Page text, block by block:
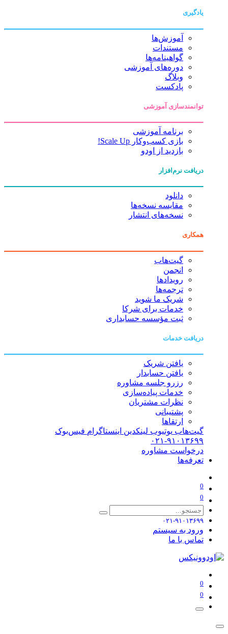
یادگیری
آموزش‌ها
مستندات
گواهینامه‌ها
دوره‌های آموزشی
وبلاگ
پادکست
توانمندسازی آموزشی
برنامه آموزشی
بازی کسب‌وکار Scale Up!
بازدید از اودو
دریافت نرم‌افزار
دانلود
مقایسه نسخه‌ها
نسخه‌های انتشار
همکاری
گیت‌هاب
انجمن
رویدادها
ترجمه‌ها
شریک ما شوید
خدمات برای شرکا
ثبت مؤسسه حسابداری
دریافت خدمات
یافتن شریک
یافتن حسابدار
رزرو جلسه مشاوره
خدمات پیاده‌سازی
نظرات مشتریان
پشتیبانی
ارتقاها
گیت‌هاب یوتیوب لینکدین اینستاگرام فیس‌بوک
۰۲۱-۹۱۰۱۳۶۹۹
درخواست مشاوره
تعرفه‌ها
0
0
۰۲۱-۹۱۰۱۳۶۹۹
ورود به سیستم
تماس با ما
0
0